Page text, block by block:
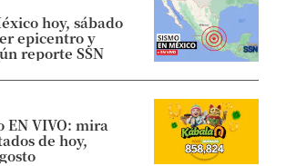
hoy, sábado
epicentro y
reporte SSN
EN VIVO: mira
de hoy,